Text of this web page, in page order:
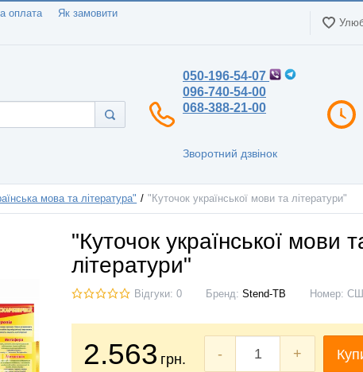
оплата
Як замовити
050-196-54-07
096-740-54-00
068-388-21-00
Зворотний дзвінок
мова та література" "Куточок української мови та літератури"
"Куточок української мови
літератури"
Відгуки: 0 Бренд: Stend-TB Номер:
2.563 грн. - +